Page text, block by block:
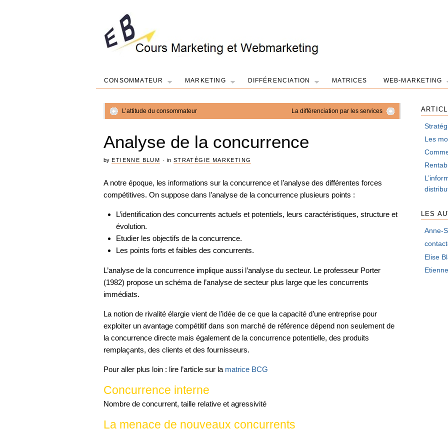
CONSOMMATEUR MARKETING DIFFÉRENCIATION MATRICES WEB-MARKETING
L’attitude du consommateur La différenciation par les services
Analyse de la concurrence
by ETIENNE BLUM ·in STRATÉGIE MARKETING
A notre époque, les informations sur la concurrence et l’analyse des différentes forces
compétitives. On suppose dans l’analyse de la concurrence plusieurs points :
L’identification des concurrents actuels et potentiels, leurs caractéristiques, structure et
évolution.
Etudier les objectifs de la concurrence.
Les points forts et faibles des concurrents.
L’analyse de la concurrence implique aussi l’analyse du secteur. Le professeur Porter
(1982) propose un schéma de l’analyse de secteur plus large que les concurrents
immédiats.
La notion de rivalité élargie vient de l’idée de ce que la capacité d’une entreprise pour
exploiter un avantage compétitif dans son marché de référence dépend non seulement de
la concurrence directe mais également de la concurrence potentielle, des produits
remplaçants, des clients et des fournisseurs.
Pour aller plus loin : lire l’article sur la matrice BCG
Concurrence interne
Nombre de concurrent, taille relative et agressivité
La menace de nouveaux concurrents
Les
LES
Anne-
Elise